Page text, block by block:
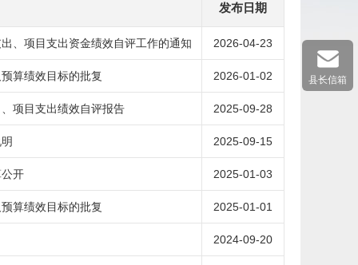
发布日期
、项目支出资金绩效自评工作的通知 2026-04-23
算绩效目标的批复 2026-01-02
项目支出绩效自评报告 2025-09-28
2025-09-15
开 2025-01-03
算绩效目标的批复 2025-01-01
2024-09-20
县长信箱